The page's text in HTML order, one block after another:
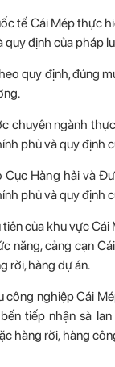
tế Cái Mép thực
định của pháp
quy định, đúng
chuyên ngành
phủ và quy định
Hàng hải và
phủ và quy định
tiên của khu vực
năng, cảng cạn
rời, hàng dự án.
công nghiệp Cái
tiếp nhận sà
hàng rời, hàng